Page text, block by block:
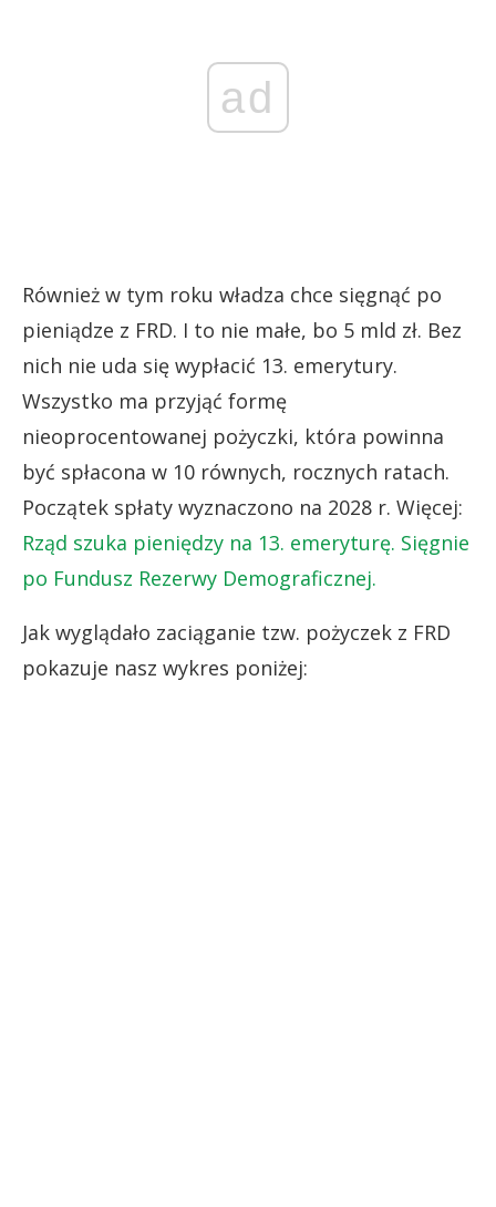
ad
Również w tym roku władza chce sięgnąć po
pieniądze z FRD. I to nie małe, bo 5 mld zł. Bez
nich nie uda się wypłacić 13. emerytury.
Wszystko ma przyjąć formę
nieoprocentowanej pożyczki, która powinna
być spłacona w 10 równych, rocznych ratach.
Początek spłaty wyznaczono na 2028 r. Więcej:
Rząd szuka pieniędzy na 13. emeryturę. Sięgnie
po Fundusz Rezerwy Demograficznej.
Jak wyglądało zaciąganie tzw. pożyczek z FRD
pokazuje nasz wykres poniżej: